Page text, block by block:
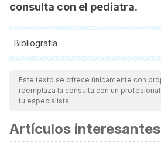
consulta con el pediatra.
Bibliografía
Todas las fuentes citadas fueron
nuestro equipo, para asegurar su
vigencia y validez.La bibliografía de
científica.
Este texto se ofrece únicamente con
reemplaza la consulta con un
tu especialista.
Artículos interesantes